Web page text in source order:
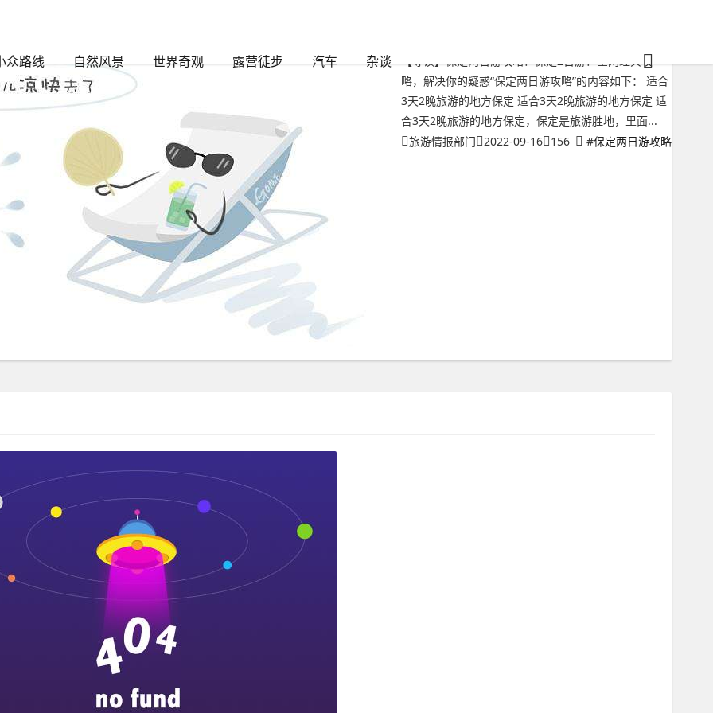
众路线 自然风景 世界奇观 露营徒步 汽车 杂谈
【导读】保定两日游攻略？保定2日游？全网经典攻
略，解决你的疑惑“保定两日游攻略”的内容如下： 适合
3天2晚旅游的地方保定 适合3天2晚旅游的地方保定 适
合3天2晚旅游的地方保定，保定是旅游胜地，里面...
旅游情报部门 2022-09-16 156 #保定两日游攻略